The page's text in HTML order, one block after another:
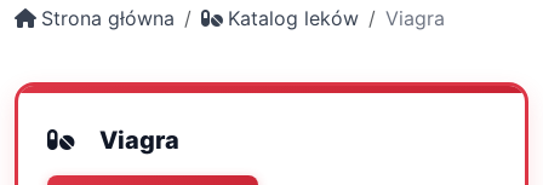
Strona główna Katalog leków Viagra
Viagra